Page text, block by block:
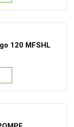
120 MFSHL